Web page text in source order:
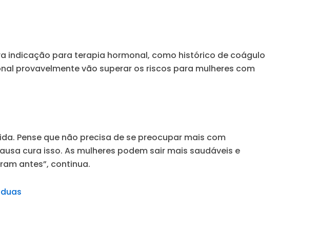
indicação para terapia hormonal, como histórico de coágulo
provavelmente vão superar os riscos para mulheres com
Pense que não precisa de se preocupar mais com
cura isso. As mulheres podem sair mais saudáveis ​​e
antes”, continua.